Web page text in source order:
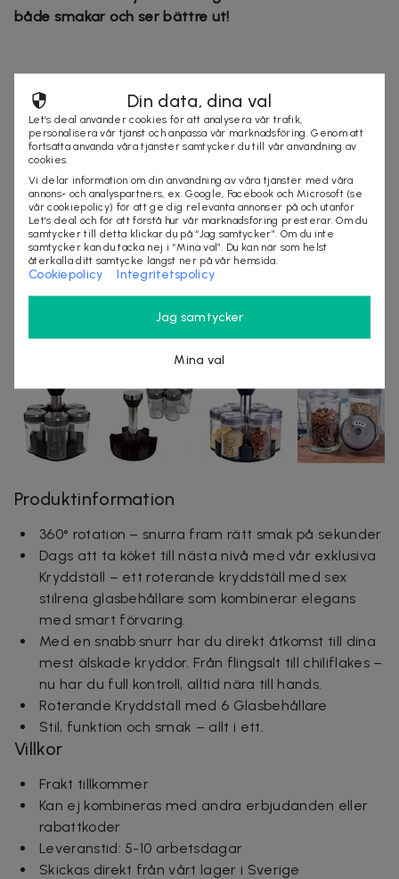
både smakar och ser bättre ut!
Produktinformation
360° rotation – snurra fram rätt smak på sekunder
Dags att ta köket till nästa nivå med vår exklusiva
Kryddställ – ett roterande kryddställ med sex
stilrena glasbehållare som kombinerar elegans
med smart förvaring.
Med en snabb snurr har du direkt åtkomst till dina
mest älskade kryddor. Från flingsalt till chiliflakes –
nu har du full kontroll, alltid nära till hands.
Roterande Kryddställ med 6 Glasbehållare
Stil, funktion och smak – allt i ett.
Villkor
Frakt tillkommer
Kan ej kombineras med andra erbjudanden eller
rabattkoder
Leveranstid: 5-10 arbetsdagar
Skickas direkt från vårt lager i Sverige
Din data, dina val
Let’s deal använder cookies för att analysera vår trafik,
personalisera vår tjänst och anpassa vår marknadsföring. Genom att
fortsätta använda våra tjänster samtycker du till vår användning av
cookies.
Vi delar information om din användning av våra tjänster med våra
annons- och analyspartners, ex. Google, Facebook och Microsoft (se
vår cookiepolicy) för att ge dig relevanta annonser på och utanför
Let’s deal och för att förstå hur vår marknadsföring presterar. Om du
samtycker till detta klickar du på “Jag samtycker”. Om du inte
samtycker kan du tacka nej i “Mina val”. Du kan när som helst
återkalla ditt samtycke längst ner på vår hemsida.
Cookiepolicy Integritetspolicy
Jag samtycker
Mina val